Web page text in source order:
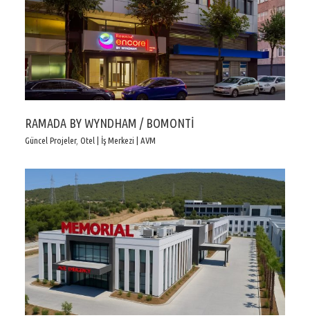
RAMADA BY WYNDHAM / BOMONTİ
Güncel Projeler, Otel | İş Merkezi | AVM